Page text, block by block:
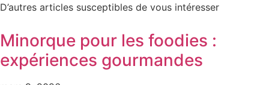
D’autres articles susceptibles de vous intéresser
Minorque pour les foodies :
expériences gourmandes